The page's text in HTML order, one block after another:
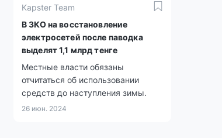
Kapster Team
В ЗКО на восстановление
электросетей после паводка
выделят 1,1 млрд тенге
Местные власти обязаны
отчитаться об использовании
средств до наступления зимы.
26 июн. 2024